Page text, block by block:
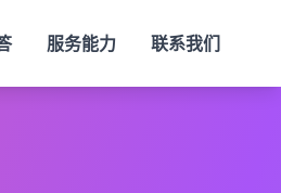
服务能力 联系我们